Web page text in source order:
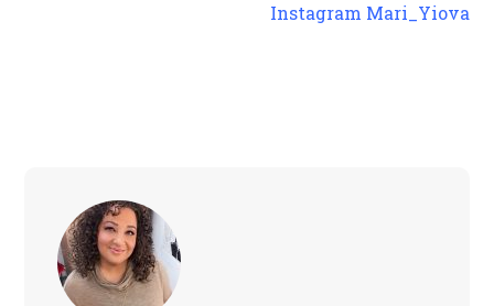
Instagram Mari_Yiova